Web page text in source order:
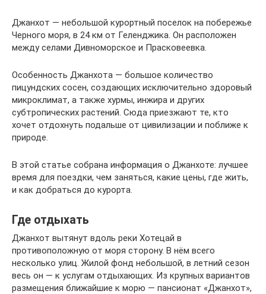
Джанхот — небольшой курортный поселок на побережье
Черного моря, в 24 км от Геленджика. Он расположен
между селами Дивноморское и Прасковеевка.
Особенность Джанхота — большое количество
пицундских сосен, создающих исключительно здоровый
микроклимат, а также хурмы, инжира и других
субтропических растений. Сюда приезжают те, кто
хочет отдохнуть подальше от цивилизации и поближе к
природе.
В этой статье собрана информация о Джанхоте: лучшее
время для поездки, чем заняться, какие цены, где жить,
и как добраться до курорта.
Где отдыхать
Джанхот вытянут вдоль реки Хотецай в
противоположную от моря сторону. В нём всего
несколько улиц. Жилой фонд небольшой, в летний сезон
весь он — к услугам отдыхающих. Из крупных вариантов
размещения ближайшие к морю — пансионат «Джанхот»,